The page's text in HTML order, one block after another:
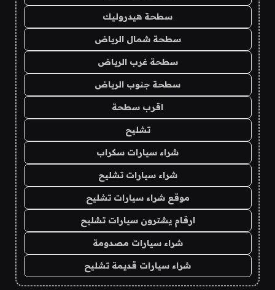
سطحة هيدروليك
سطحة شمال الرياض
سطحة غرب الرياض
سطحة جنوب الرياض
اقرب سطحة
تشليح
شراء سيارات سكراب
شراء سيارات تشليح
موقع شراء سيارات تشليح
ارقام يشترون سيارات تشليح
شراء سيارات مصدومة
شراء سيارات قديمة تشليح